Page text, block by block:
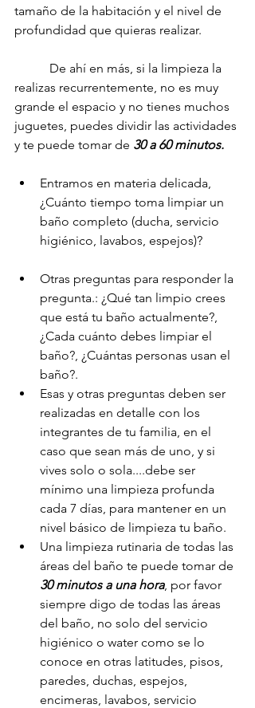
tamaño de la habitación y el nivel de
profundidad que quieras realizar.
realizas recurrentemente, no es muy
grande el espacio y no tienes muchos
juguetes, puedes dividir las actividades
y te puede tomar de 30 a 60 minutos.
Entramos en materia delicada,
¿Cuánto tiempo toma limpiar un
baño completo (ducha, servicio
higiénico, lavabos, espejos)?
Otras preguntas para responder la
pregunta.: ¿Qué tan limpio crees
que está tu baño actualmente?,
¿Cada cuánto debes limpiar el
baño?, ¿Cuántas personas usan el
baño?.
Esas y otras preguntas deben ser
realizadas en detalle con los
integrantes de tu familia, en el
caso que sean más de uno, y si
vives solo o sola....debe ser
mínimo una limpieza profunda
cada 7 días, para mantener en un
nivel básico de limpieza tu baño.
Una limpieza rutinaria de todas las
áreas del baño te puede tomar de
30 minutos a una hora, por favor
siempre digo de todas las áreas
del baño, no solo del servicio
higiénico o water como se lo
conoce en otras latitudes, pisos,
paredes, duchas, espejos,
encimeras, lavabos, servicio